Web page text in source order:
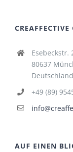
CREAFFECTIVE
Esebeckstr.
80637
Deutschland
+49 (89)
AUF EINEN